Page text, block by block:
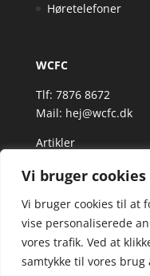
Vi bruger cookies
Vi bruger cookies til at
vise personaliserede
vores trafik. Ved at
samtykke til vores brug
Høretelefoner
WCFC
Tlf: 7876 8672
Mail: hej@wcfc.dk
Artikler